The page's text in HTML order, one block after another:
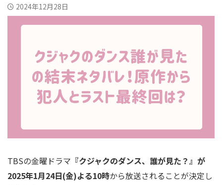
2024年12月28日
TBSの金曜ドラマ 『クジャクのダンス、誰が見た？』が
2025年1月24日(金)よる10時から放送されることが決定し